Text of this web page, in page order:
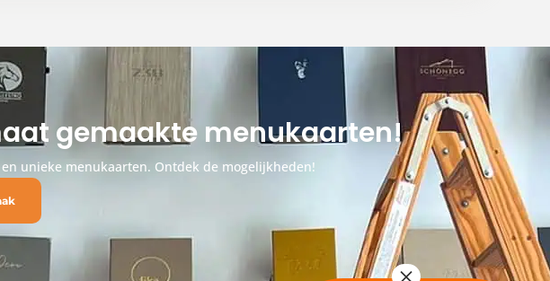
gemaakte menukaarten!
unieke menukaarten. Ontdek de mogelijkheden!